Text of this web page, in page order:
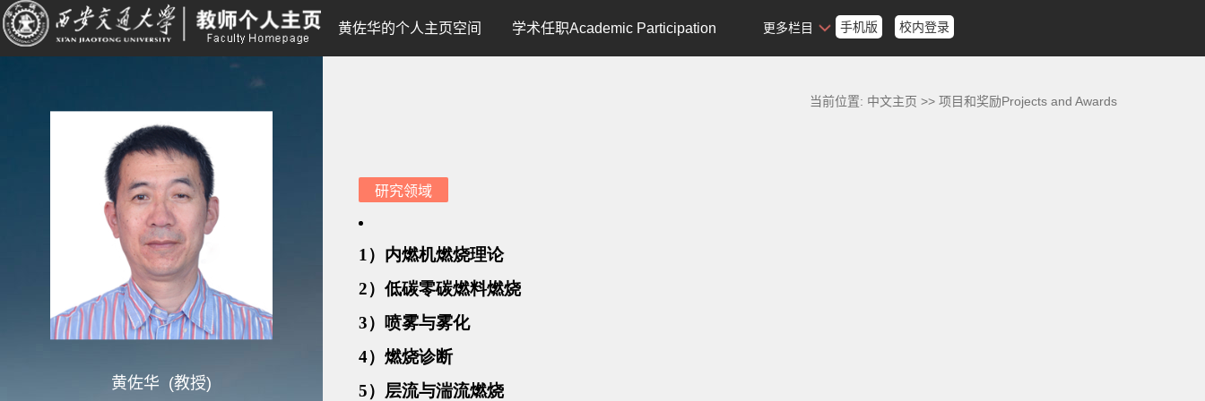
黄佐华 (教授)
黄佐华的个人主页空间 学术任职Academic Participation 更多栏目 手机版 校内登录
当前位置: 中文主页 >>项目和奖励Projects and Awards
研究领域